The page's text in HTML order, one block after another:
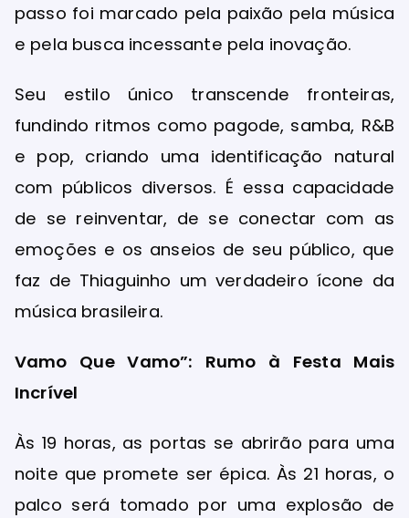
passo foi marcado pela paixão pela música
e pela busca incessante pela inovação.
Seu estilo único transcende fronteiras,
fundindo ritmos como pagode, samba, R&B
e pop, criando uma identificação natural
com públicos diversos. É essa capacidade
de se reinventar, de se conectar com as
emoções e os anseios de seu público, que
faz de Thiaguinho um verdadeiro ícone da
música brasileira.
Vamo Que Vamo”: Rumo à Festa Mais
Incrível
Às 19 horas, as portas se abrirão para uma
noite que promete ser épica. Às 21 horas, o
palco será tomado por uma explosão de